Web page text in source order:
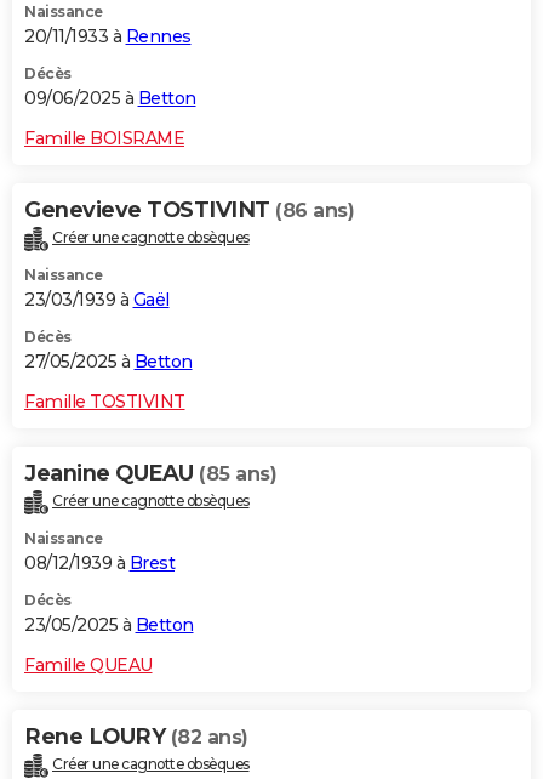
Naissance
20/11/1933 à Rennes
Décès
09/06/2025 à Betton
Famille BOISRAME
Genevieve TOSTIVINT (86 ans)
Créer une cagnotte obsèques
Naissance
23/03/1939 à Gaël
Décès
27/05/2025 à Betton
Famille TOSTIVINT
Jeanine QUEAU (85 ans)
Créer une cagnotte obsèques
Naissance
08/12/1939 à Brest
Décès
23/05/2025 à Betton
Famille QUEAU
Rene LOURY (82 ans)
Créer une cagnotte obsèques